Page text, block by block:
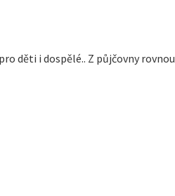
děti i dospělé.. Z půjčovny